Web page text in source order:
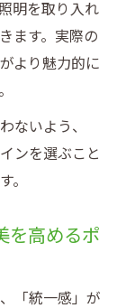
明を取り入れ
ます。実際の
より魅力的に
ないよう、
ンを選ぶこと
。
を高めるポ
「統一感」が